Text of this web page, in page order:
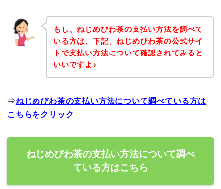
もし、ねじめびわ茶の支払い方法を調べて
いる方は、下記、ねじめびわ茶の公式サイ
トで支払い方法について確認されてみると
いいですよ♪
⇒ねじめびわ茶の支払い方法について調べている方は
こちらをクリック
ねじめびわ茶の支払い方法について調べ
ている方はこちら